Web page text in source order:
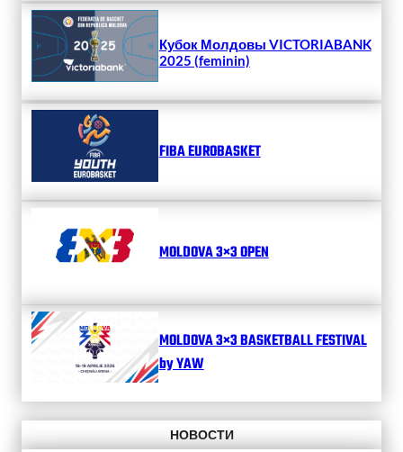
Кубок Молдовы VICTORIABANK
2025 (feminin)
FIBA EUROBASKET
MOLDOVA 3×3 OPEN
MOLDOVA 3×3 BASKETBALL FESTIVAL
by YAW
НОВОСТИ